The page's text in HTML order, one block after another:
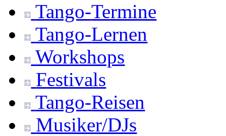
Tango-Termine
Tango-Lernen
Workshops
Festivals
Tango-Reisen
Musiker/DJs